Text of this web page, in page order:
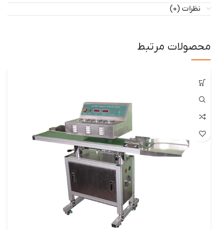
نظرات (0)
محصولات مرتبط